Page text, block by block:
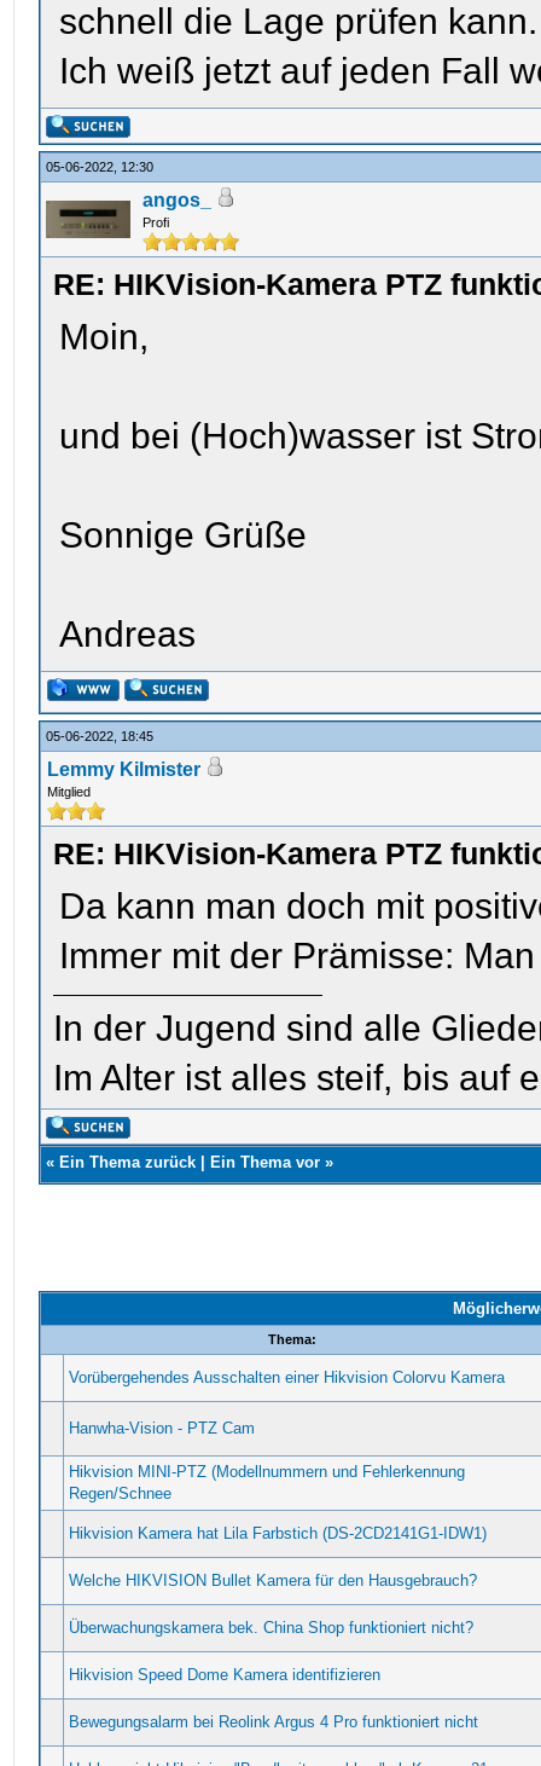
schnell die Lage prüfen kann.
Ich weiß jetzt auf jeden Fall
05-06-2022, 12:30
angos_
Profi
RE: HIKVision-Kamera PTZ
Moin,
und bei (Hoch)wasser ist
Sonnige Grüße
Andreas
05-06-2022, 18:45
Lemmy Kilmister
Mitglied
RE: HIKVision-Kamera PTZ
Da kann man doch mit
Immer mit der Prämisse:
In der Jugend sind alle
Im Alter ist alles steif, bis auf
« Ein Thema zurück Ein Thema vor »
Thema:
Vorübergehendes Ausschalten einer Hikvision Colorvu Kamera
Hanwha-Vision - PTZ Cam
Hikvision MINI-PTZ (Modellnummern und Fehlerkennung
Regen/Schnee
Hikvision Kamera hat Lila Farbstich (DS-2CD2141G1-IDW1)
Welche HIKVISION Bullet Kamera für den Hausgebrauch?
Überwachungskamera bek. China Shop funktioniert nicht?
Hikvision Speed Dome Kamera identifizieren
Bewegungsalarm bei Reolink Argus 4 Pro funktioniert nicht